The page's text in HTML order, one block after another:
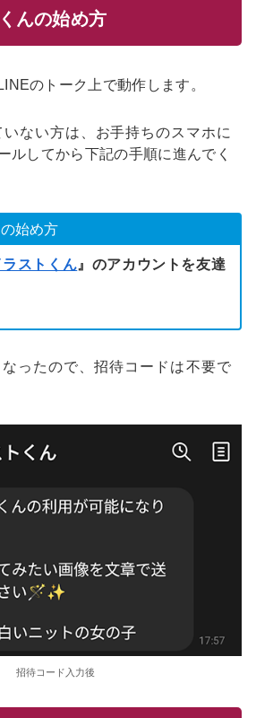
んの始め方
のトーク上で動作します。
ない方は、お手持ちのスマホに
ルしてから下記の手順に進んでく
始め方
ラストくん 』のアカウントを友達
ったので、招待コードは不要で
招待コード入力後